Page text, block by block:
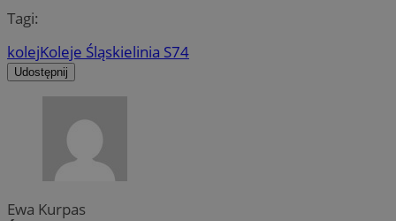
Tagi:
kolejKoleje Śląskielinia S74
Udostępnij
Ewa Kurpas